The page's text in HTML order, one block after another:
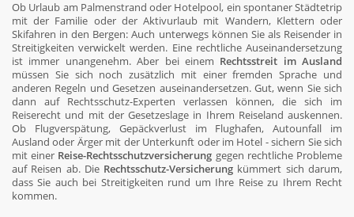
Ob Urlaub am Palmenstrand oder Hotelpool, ein spontaner Städtetrip
mit der Familie oder der Aktivurlaub mit Wandern, Klettern oder
Skifahren in den Bergen: Auch unterwegs können Sie als Reisender in
Streitigkeiten verwickelt werden. Eine rechtliche Auseinandersetzung
ist immer unangenehm. Aber bei einem Rechtsstreit im Ausland
müssen Sie sich noch zusätzlich mit einer fremden Sprache und
anderen Regeln und Gesetzen auseinandersetzen. Gut, wenn Sie sich
dann auf Rechtsschutz-Experten verlassen können, die sich im
Reiserecht und mit der Gesetzeslage in Ihrem Reiseland auskennen.
Ob Flugverspätung, Gepäckverlust im Flughafen, Autounfall im
Ausland oder Ärger mit der Unterkunft oder im Hotel - sichern Sie sich
mit einer Reise-Rechtsschutzversicherung gegen rechtliche Probleme
auf Reisen ab. Die Rechtsschutz-Versicherung kümmert sich darum,
dass Sie auch bei Streitigkeiten rund um Ihre Reise zu Ihrem Recht
kommen.